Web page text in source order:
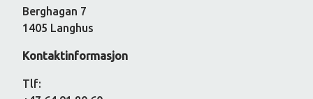
Berghagan 7
1405 Langhus
Kontaktinformasjon
Tlf: